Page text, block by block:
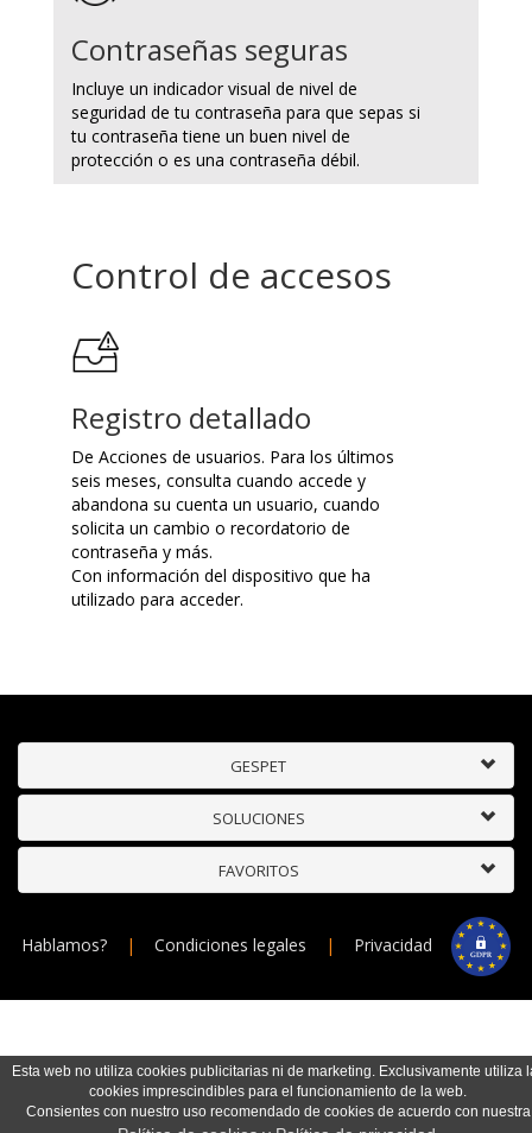
Contraseñas seguras
Incluye un indicador visual de nivel de
seguridad de tu contraseña para que sepas si
tu contraseña tiene un buen nivel de
protección o es una contraseña débil.
Control de accesos
Registro detallado
De Acciones de usuarios. Para los últimos
seis meses, consulta cuando accede y
abandona su cuenta un usuario, cuando
solicita un cambio o recordatorio de
contraseña y más.
Con información del dispositivo que ha
utilizado para acceder.
GESPET
SOLUCIONES
FAVORITOS
Hablamos? | Condiciones legales | Privacidad
Esta web no utiliza cookies publicitarias ni de marketing. Exclusivamente utiliza
cookies imprescindibles para el funcionamiento de la web.
Consientes con nuestro uso recomendado de cookies de acuerdo con nuestra